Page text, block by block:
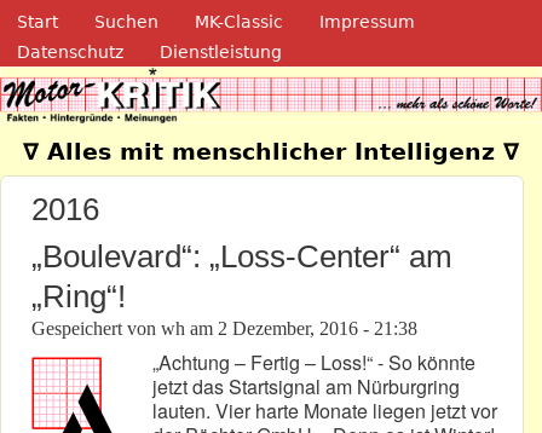
Direkt zum Inhalt
Navigation
Start Suchen MK-Classic
Impressum
Datenschutz
Dienstleistung
Motor-Kritik.de
∇ Alles mit menschlicher Intelligenz ∇
2016
„Boulevard“: „Loss-Center“ am
„Ring“!
Gespeichert von wh am 2 Dezember, 2016 - 21:38
„Achtung – Fertig – Loss!“ - So könnte
jetzt das Startsignal am Nürburgring
lauten. Vier harte Monate liegen jetzt vor